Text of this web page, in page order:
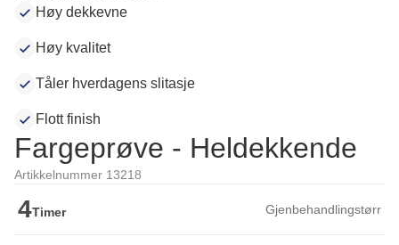
Høy dekkevne
Høy kvalitet
Tåler hverdagens slitasje
Flott finish
Fargeprøve - Heldekkende
Artikkelnummer 13218
4Timer Gjenbehandlingstørr